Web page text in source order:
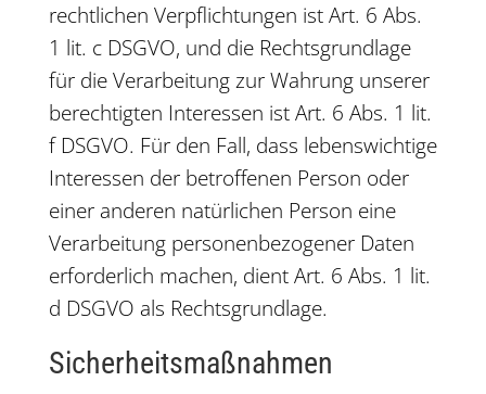
rechtlichen Verpflichtungen ist Art. 6 Abs.
1 lit. c DSGVO, und die Rechtsgrundlage
für die Verarbeitung zur Wahrung unserer
berechtigten Interessen ist Art. 6 Abs. 1 lit.
f DSGVO. Für den Fall, dass lebenswichtige
Interessen der betroffenen Person oder
einer anderen natürlichen Person eine
Verarbeitung personenbezogener Daten
erforderlich machen, dient Art. 6 Abs. 1 lit.
d DSGVO als Rechtsgrundlage.
Sicherheitsmaßnahmen